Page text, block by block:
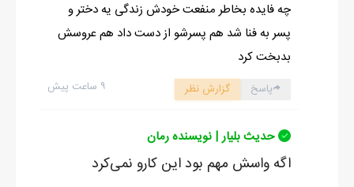
چه فایده بخاطر منفعت خودش زندگی یه دختر و
پسر به فنا شد هم پسرشو از دست داد هم عروسش
بدبخت کرد
۹ ساعت پیش پاسخ گزارش نظر
حدیث بلیار | نویسنده رمان
اگه واسش مهم بود این کارو نمی‌کرد